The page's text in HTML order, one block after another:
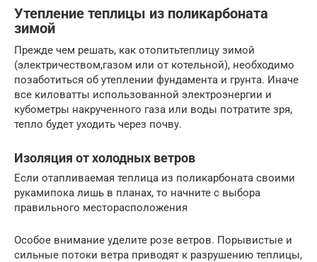
Утепление теплицы из поликарбоната
зимой
Прежде чем решать, как отопитьтеплицу зимой
(электричеством,газом или от котельной), необходимо
позаботиться об утеплении фундамента и грунта. Иначе
все киловатты использованной электроэнергии и
кубометры накрученного газа или воды потратите зря,
тепло будет уходить через почву.
Изоляция от холодных ветров
Если отапливаемая теплица из поликарбоната своими
рукамипока лишь в планах, то начните с выбора
правильного месторасположения
Особое внимание уделите розе ветров. Порывистые и
сильные потоки ветра приводят к разрушению теплицы,